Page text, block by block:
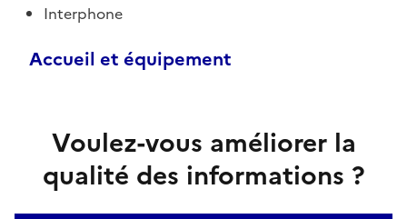
Interphone
Accueil et équipement
Voulez-vous améliorer la
qualité des informations ?